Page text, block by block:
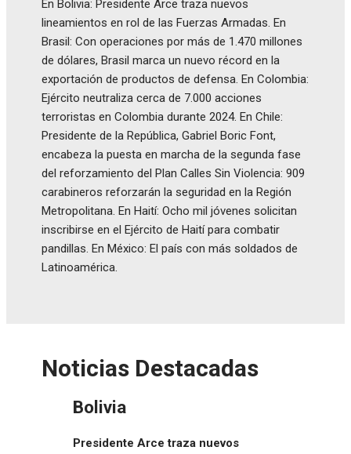
En Bolivia: Presidente Arce traza nuevos
lineamientos en rol de las Fuerzas Armadas. En
Brasil: Con operaciones por más de 1.470 millones
de dólares, Brasil marca un nuevo récord en la
exportación de productos de defensa. En Colombia:
Ejército neutraliza cerca de 7.000 acciones
terroristas en Colombia durante 2024. En Chile:
Presidente de la República, Gabriel Boric Font,
encabeza la puesta en marcha de la segunda fase
del reforzamiento del Plan Calles Sin Violencia: 909
carabineros reforzarán la seguridad en la Región
Metropolitana. En Haití: Ocho mil jóvenes solicitan
inscribirse en el Ejército de Haití para combatir
pandillas. En México: El país con más soldados de
Latinoamérica.
Noticias Destacadas
Bolivia
Presidente Arce traza nuevos